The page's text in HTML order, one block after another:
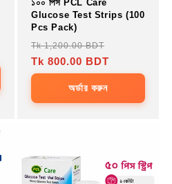
১০০ পিস PCL Care
Glucose Test Strips (100
Pcs Pack)
Regular
price
Tk 1,200.00 BDT
Tk 800.00 BDT
অর্ডার করুন